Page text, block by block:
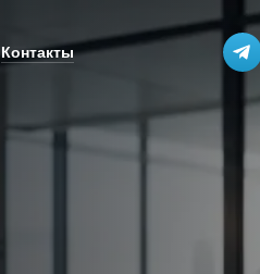
Контакты